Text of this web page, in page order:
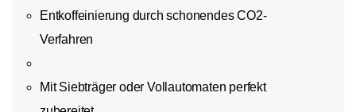
Entkoffeinierung durch schonendes CO2-
Verfahren
Mit Siebträger oder Vollautomaten perfekt